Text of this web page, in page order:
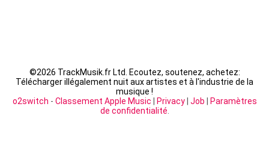
©2026 TrackMusik.fr Ltd. Ecoutez, soutenez, achetez:
Télécharger illégalement nuit aux artistes et à l'industrie de la
musique !
o2switch - Classement Apple Music Privacy| Job
Paramètres
de confidentialité